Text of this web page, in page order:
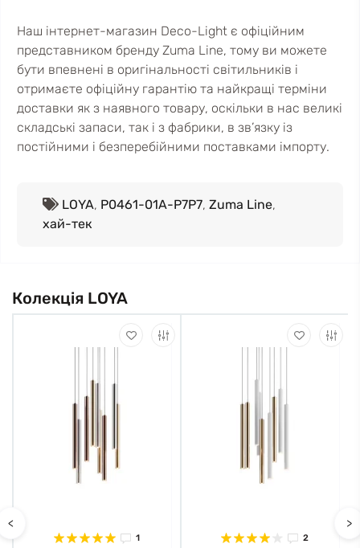
Наш інтернет-магазин Deco-Light є офіційним
представником бренду Zuma Line, тому ви можете
бути впевнені в оригінальності світильників і
отримаєте офіційну гарантію та найкращі терміни
доставки як з наявного товару, оскільки в нас великі
складські запаси, так і з фабрики, в зв’язку із
постійними і безперебійними поставками імпорту.
LOYA, P0461-01A-P7P7, Zuma Line,
хай-тек
Колекція LOYA
<
1 2
>